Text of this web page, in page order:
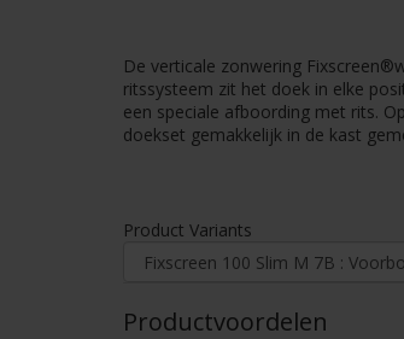
De verticale zonwering
ritssysteem zit het doek in elke
een speciale afboording met rits.
doekset gemakkelijk in de kast
Product Variants
Productvoordelen